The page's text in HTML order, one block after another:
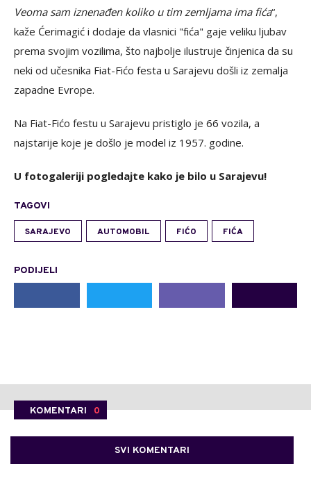
Veoma sam iznenađen koliko u tim zemljama ima fića“,
kaže Ćerimagić i dodaje da vlasnici "fića" gaje veliku ljubav
prema svojim vozilima, što najbolje ilustruje činjenica da su
neki od učesnika Fiat-Fićo festa u Sarajevu došli iz zemalja
zapadne Evrope.
Na Fiat-Fićo festu u Sarajevu pristiglo je 66 vozila, a
najstarije koje je došlo je model iz 1957. godine.
U fotogaleriji pogledajte kako je bilo u Sarajevu!
TAGOVI
SARAJEVO AUTOMOBIL FIĆO FIĆA
PODIJELI
KOMENTARI 0
SVI KOMENTARI